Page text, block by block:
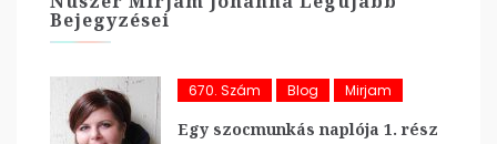
Bejegyzései
670. Szám Blog Mirjam
Egy szocmunkás naplója 1. rész